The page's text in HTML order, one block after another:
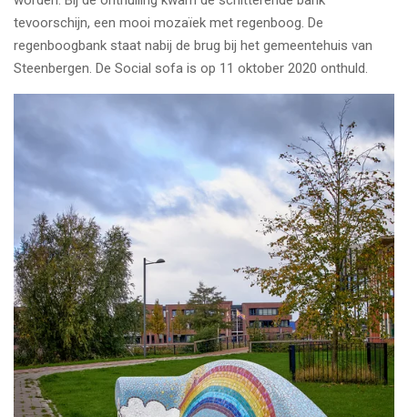
tevoorschijn, een mooi mozaïek met regenboog. De
regenboogbank staat nabij de brug bij het gemeentehuis van
Steenbergen. De Social sofa is op 11 oktober 2020 onthuld.